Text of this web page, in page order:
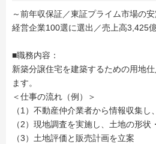
～前年収保証／東証プライム市場の
経営企業100選に選出／売上高3,425
■職務内容：
新築分譲住宅を建築するための用地
ます。
＜仕事の流れ（例）＞
（1）不動産仲介業者から情報収集し
（2）現地調査を実施し、土地の形状
（3）土地評価と販売計画を立案